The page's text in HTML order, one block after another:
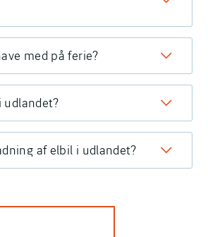
med på ferie?
udlandet?
af elbil i udlandet?